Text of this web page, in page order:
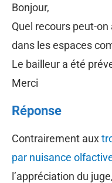
Bonjour,
Quel recours peut-
dans les espaces
Le bailleur a été
Merci
Réponse
Contrairement aux
par nuisance
l’appréciation du